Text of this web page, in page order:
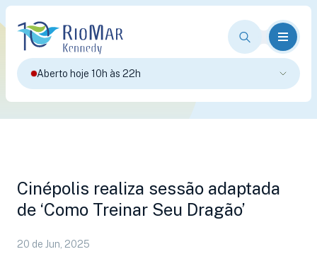
Aberto hoje 10h às 22h
Cinépolis realiza sessão adaptada
de ‘Como Treinar Seu Dragão’
20 de Jun, 2025